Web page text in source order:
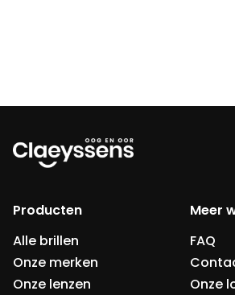
Producten
Alle brillen
Onze merken
Onze lenzen
Meer
FAQ
Onze